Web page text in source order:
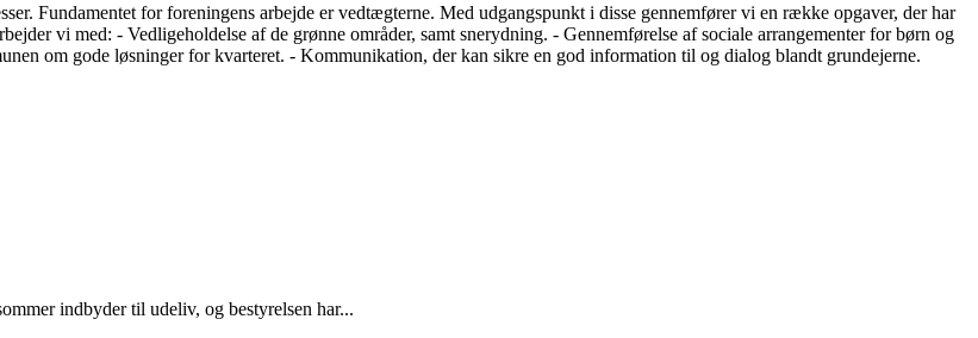
Fundamentet for foreningens arbejde er vedtægterne. Med udgangspunkt i disse gennemfører vi en række opgaver, der har
vi med: - Vedligeholdelse af de grønne områder, samt snerydning. - Gennemførelse af sociale arrangementer for børn og
om gode løsninger for kvarteret. - Kommunikation, der kan sikre en god information til og dialog blandt grundejerne.
indbyder til udeliv, og bestyrelsen har...